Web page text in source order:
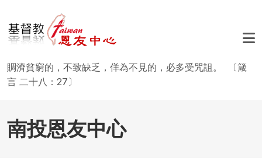
賙濟貧窮的，不致缺乏，佯為不見的，必多受咒詛。 〔箴
言 二十八：27〕
南投恩友中心